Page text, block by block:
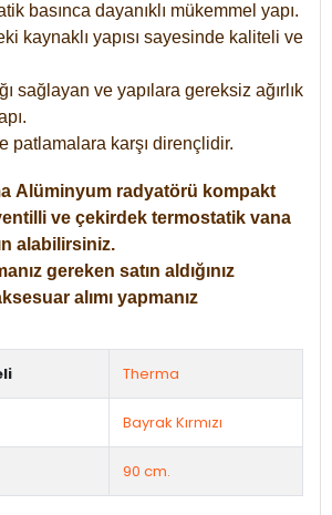
basınca dayanıklı mükemmel yapı.
kaynaklı yapısı sayesinde kaliteli ve
sağlayan ve yapılara gereksiz ağırlık
patlamalara karşı dirençlidir.
Alüminyum radyatörü kompakt
ve çekirdek termostatik vana
alabilirsiniz.
gereken satın aldığınız
alımı yapmanız
Therma
Bayrak Kırmızı
90 cm.